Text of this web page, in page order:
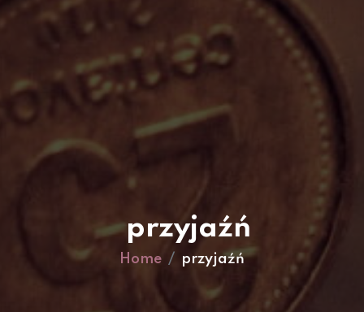
przyjaźń
Home przyjaźń